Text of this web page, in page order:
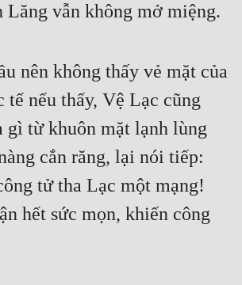
Lăng vẫn không mở miệng.
nên không thấy vẻ mặt của
tế nếu thấy, Vệ Lạc cũng
gì từ khuôn mặt lạnh lùng
cắn răng, lại nói tiếp:
tử tha Lạc một mạng!
hết sức mọn, khiến công